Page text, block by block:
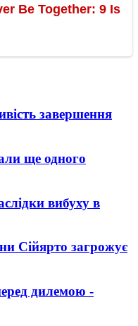
завершення
ще одного
вибуху в
Сійярто загрожує
дилемою -